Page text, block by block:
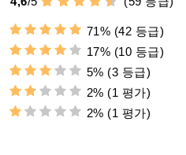
증류수를
침착을 방지하며
자석 부착:
범용적인 사용성:
71% (42 등급)
17% (10 등급)
5% (3 등급)
2% (1 평가)
2% (1 평가)